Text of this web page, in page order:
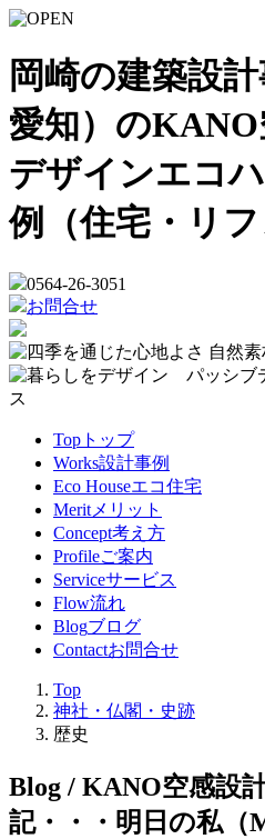
岡崎の建築設
愛知）の
デザインエコ
例（住宅・リフ
0564-26-3051
お問合せ
Top トップ
Works設計事例
Eco Houseエコ住宅
Merit メリット
Concept考え方
Profileご案内
Serviceサービス
Flow流れ
Blogブログ
Contactお問合せ
Top
神社・仏閣・史跡
歴史
Blog / KANO空感設
記・・・明日の私（